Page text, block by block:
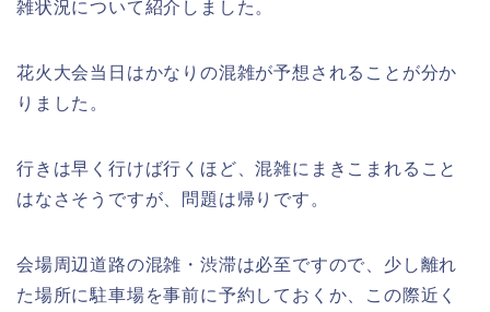
雑状況について紹介しました。
花火大会当日はかなりの混雑が予想されることが分か
りました。
行きは早く行けば行くほど、混雑にまきこまれること
はなさそうですが、問題は帰りです。
会場周辺道路の混雑・渋滞は必至ですので、少し離れ
た場所に駐車場を事前に予約しておくか、この際近く